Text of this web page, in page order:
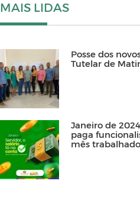
MAIS LIDAS
Posse dos
Tutelar de
Janeiro de
paga
mês trabalhado